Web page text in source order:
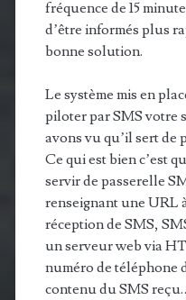
fréquence de 15
d’être informés plus
bonne solution.
Le système mis en
piloter par SMS votre
avons vu qu’il sert de
Ce qui est bien c’est
servir de passerelle
renseignant une URL
réception de SMS,
un serveur web via
numéro de téléphone
contenu du SMS